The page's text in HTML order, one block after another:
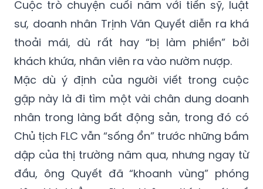
lại là “con người doanh nhân” trong vị Chủ
tịch CTCP Tập đoàn FLC này...
Cuộc trò chuyện cuối năm với tiến sỹ, luật
sư, doanh nhân Trịnh Văn Quyết diễn ra khá
thoải mái, dù rất hay “bị làm phiền” bởi
khách khứa, nhân viên ra vào nườm nượp.
Mặc dù ý định của người viết trong cuộc
gặp này là đi tìm một vài chân dung doanh
nhân trong làng bất động sản, trong đó có
Chủ tịch FLC vẫn “sống ổn” trước những bầm